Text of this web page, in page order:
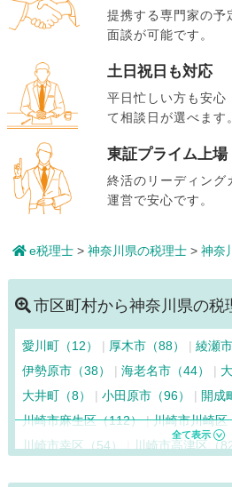
提携する専門家の予
面談が可能です。
土日祝日も対応
平日忙しい方も安心
て相談日が選べます。
東証プライム上場
終活のリーディング
運営で安心です。
e税理士> 神奈川県の税理士> 神奈
市区町村から神奈川県の税
愛川町（12） 厚木市（88）
綾瀬
伊勢原市（38）
海老名市（44）
大井町（8）
小田原市（96） 開成
川崎市麻生区（112） 川崎市川崎
川崎市幸区（54）
川崎市高津区（